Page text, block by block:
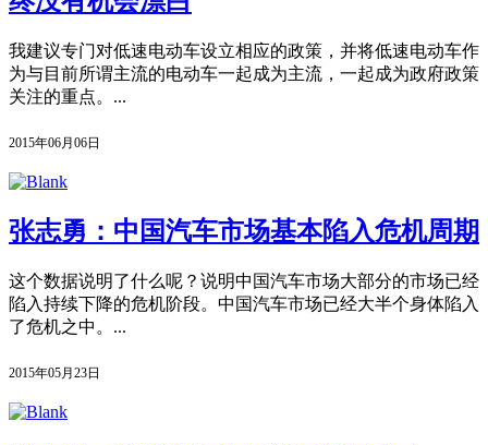
我建议专门对低速电动车设立相应的政策，并将低速电动车作
为与目前所谓主流的电动车一起成为主流，一起成为政府政策
关注的重点。...
2015年06月06日
张志勇：中国汽车市场基本陷入危机周期
这个数据说明了什么呢？说明中国汽车市场大部分的市场已经
陷入持续下降的危机阶段。中国汽车市场已经大半个身体陷入
了危机之中。...
2015年05月23日